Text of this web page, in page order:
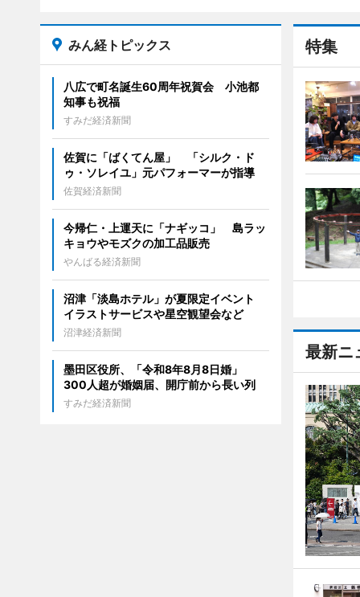
特集
最新ニ
みん経トピックス
八広で町名誕生60周年祝賀会 小池都
知事も祝福
すみだ経済新聞
佐賀に「ばくてん屋」 「シルク・ド
ゥ・ソレイユ」元パフォーマーが指導
佐賀経済新聞
今帰仁・上運天に「ナギッコ」 島ラッ
キョウやモズクの加工品販売
やんばる経済新聞
沼津「淡島ホテル」が夏限定イベント
イラストサービスや星空観望会など
沼津経済新聞
墨田区役所、「令和8年8月8日婚」
300人超が婚姻届、開庁前から長い列
すみだ経済新聞